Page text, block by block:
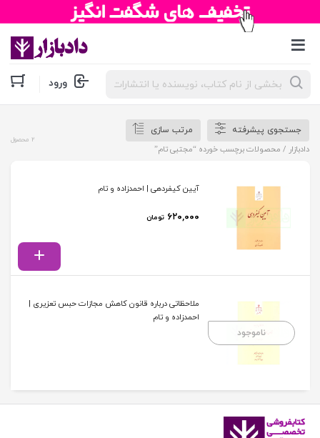
جستجوی
محصولات ورود
جستجوی پیشرفته
مرتب سازی
دادبازار / محصولات برچسب خورده “مجتبی تام”
2 محصول
آیین کیفردهی | احمدزاده و تام
۶۲۰,۰۰۰ تومان
ناموجود
ملاحظاتی درباره قانون کاهش مجازات حبس تعزیری |
احمدزاده و تام